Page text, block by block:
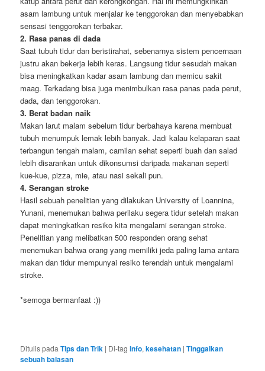
asam lambung untuk menjalar ke tenggorokan dan menyebabkan
sensasi tenggorokan terbakar.
2. Rasa panas di dada
Saat tubuh tidur dan beristirahat, sebenarnya sistem pencernaan
justru akan bekerja lebih keras. Langsung tidur sesudah makan
bisa meningkatkan kadar asam lambung dan memicu sakit
maag. Terkadang bisa juga menimbulkan rasa panas pada perut,
dada, dan tenggorokan.
3. Berat badan naik
Makan larut malam sebelum tidur berbahaya karena membuat
tubuh menumpuk lemak lebih banyak. Jadi kalau kelaparan saat
terbangun tengah malam, camilan sehat seperti buah dan salad
lebih disarankan untuk dikonsumsi daripada makanan seperti
kue-kue, pizza, mie, atau nasi sekali pun.
4. Serangan stroke
Hasil sebuah penelitian yang dilakukan University of Loannina,
Yunani, menemukan bahwa perilaku segera tidur setelah makan
dapat meningkatkan resiko kita mengalami serangan stroke.
Penelitian yang melibatkan 500 responden orang sehat
menemukan bahwa orang yang memiliki jeda paling lama antara
makan dan tidur mempunyai resiko terendah untuk mengalami
stroke.
*semoga bermanfaat :))
Ditulis pada Tips dan Trik | Di-tag info,kesehatan |Tinggalkan
sebuah balasan